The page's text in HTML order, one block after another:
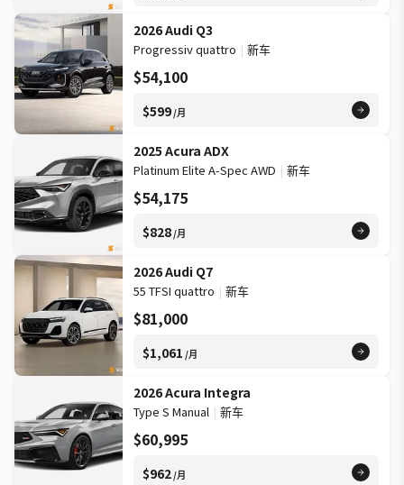
2026 Audi Q3
Progressiv quattro | 新车
$54,100
$599/月
2025 Acura ADX
Platinum Elite A-Spec AWD | 新车
$54,175
$828/月
2026 Audi Q7
55 TFSI quattro | 新车
$81,000
$1,061 /月
2026 Acura Integra
Type S Manual | 新车
$60,995
$962/月